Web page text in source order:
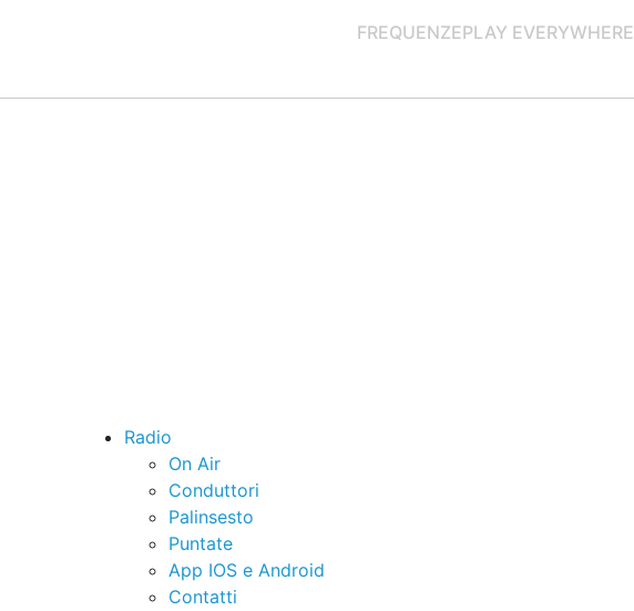
FREQUENZEPLAY EVERYWHERE
Radio
On Air
Conduttori
Palinsesto
Puntate
App IOS e Android
Contatti